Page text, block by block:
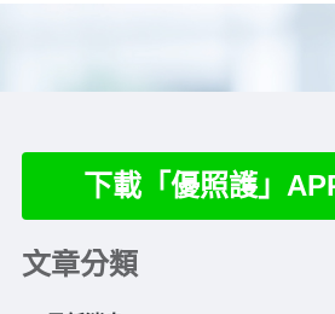
下載「優照護」
文章分類